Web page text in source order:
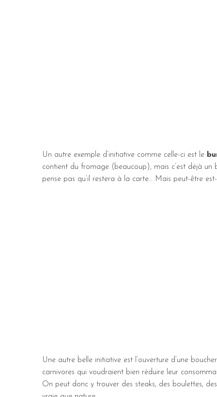
Un autre exemple d’initiative comme celle-ci est le
contient du fromage (beaucoup), mais c’est déjà un
pense pas qu’il restera à la carte… Mais peut-être
Une autre belle initiative est l’ouverture d’une
carnivores qui voudraient bien réduire leur
On peut donc y trouver des steaks, des boulettes,